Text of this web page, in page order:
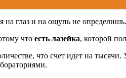
на глаз и на ощупь не определишь.
что есть лазейка, которой
что счет идет на